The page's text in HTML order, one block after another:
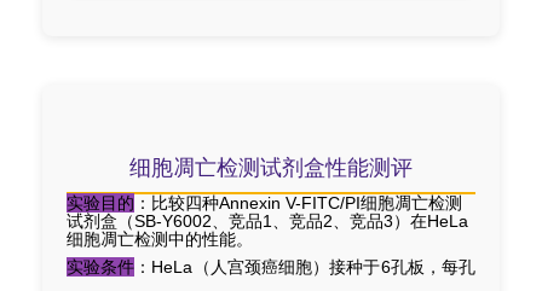
细胞凋亡检测试剂盒性能测评
实验目的 ：比较四种Annexin V-FITC/PI细胞凋亡检测
试剂盒（SB-Y6002、竞品1、竞品2、竞品3）在HeLa
细胞凋亡检测中的性能。
实验条件 ：HeLa（人宫颈癌细胞）接种于6孔板，每孔